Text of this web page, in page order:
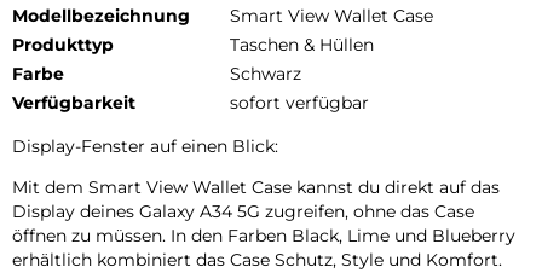
Modellbezeichnung
Smart View Wallet Case
Produkttyp
Taschen & Hüllen
Farbe
Schwarz
Verfügbarkeit
sofort verfügbar
Display-Fenster auf einen Blick:
Mit dem Smart View Wallet Case kannst du direkt auf das
Display deines Galaxy A34 5G zugreifen, ohne das Case
öffnen zu müssen. In den Farben Black, Lime und Blueberry
erhältlich kombiniert das Case Schutz, Style und Komfort.